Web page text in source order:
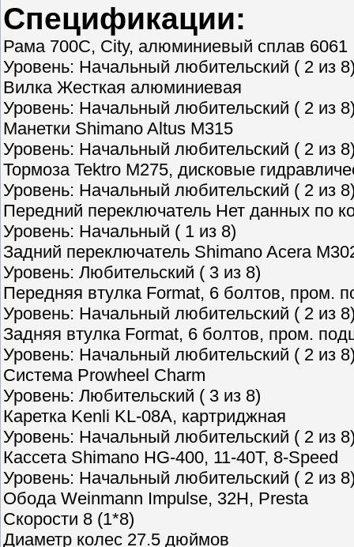
Спецификации:
Рама 700C, City, алюминиевый сплав 6061
Уровень: Начальный любительский ( 2 из
Вилка Жесткая алюминиевая
Уровень: Начальный любительский ( 2 из
Манетки Shimano Altus M315
Уровень: Начальный любительский ( 2 из
Тормоза Tektro M275, дисковые
Уровень: Начальный любительский ( 2 из
Передний переключатель Нет данных по
Уровень: Начальный ( 1 из 8)
Задний переключатель Shimano Acera
Уровень: Любительский ( 3 из 8)
Передняя втулка Format, 6 болтов, пром.
Уровень: Начальный любительский ( 2 из
Задняя втулка Format, 6 болтов, пром.
Уровень: Начальный любительский ( 2 из
Система Prowheel Charm
Уровень: Любительский ( 3 из 8)
Каретка Kenli KL-08A, картриджная
Уровень: Начальный любительский ( 2 из
Кассета Shimano HG-400, 11-40T, 8-Speed
Уровень: Начальный любительский ( 2 из
Обода Weinmann Impulse, 32Н, Presta
Скорости 8 (1*8)
Диаметр колес 27.5 дюймов